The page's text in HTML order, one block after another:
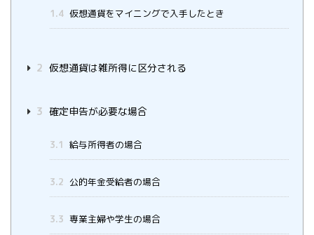
1.4 仮想通貨をマイニングで入手したとき
2 仮想通貨は雑所得に区分される
3 確定申告が必要な場合
3.1 給与所得者の場合
3.2 公的年金受給者の場合
3.3 専業主婦や学生の場合